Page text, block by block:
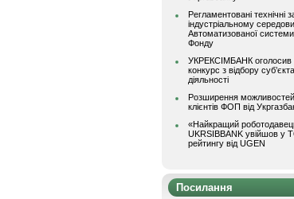
Регламентовані технічні
індустріальному
Автоматизованої
Фонду
УКРЕКСІМБАНК оголосив
конкурс з відбору
діяльності
Розширення
клієнтів ФОП від
«Найкращий
UKRSIBBANK увійшов у
рейтингу від UGEN
Посилання